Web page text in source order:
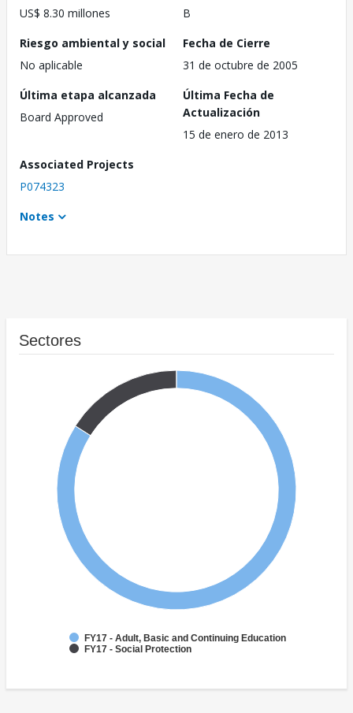
US$ 8.30 millones
B
Riesgo ambiental y social
No aplicable
Fecha de Cierre
31 de octubre de 2005
Última etapa alcanzada
Board Approved
Última Fecha de
Actualización
15 de enero de 2013
Associated Projects
P074323
Notes
Sectores
FY17 - Adult, Basic and Continuing Education
FY17 - Social Protection